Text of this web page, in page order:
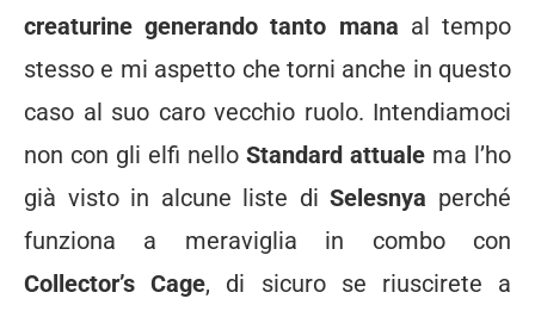
creaturine generando tanto mana al tempo
stesso e mi aspetto che torni anche in questo
caso al suo caro vecchio ruolo. Intendiamoci
non con gli elfi nello Standard attuale ma l’ho
già visto in alcune liste diSelesnya perché
funziona a meraviglia in combo con
Collector’s Cage, di sicuro se riuscirete a